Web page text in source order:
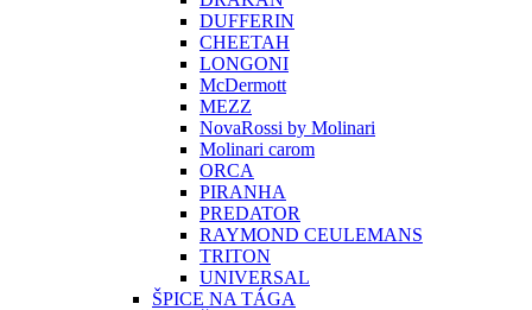
DUFFERIN
CHEETAH
LONGONI
McDermott
MEZZ
NovaRossi by Molinari
Molinari carom
ORCA
PIRANHA
PREDATOR
RAYMOND CEULEMANS
TRITON
UNIVERSAL
ŠPICE NA TÁGA